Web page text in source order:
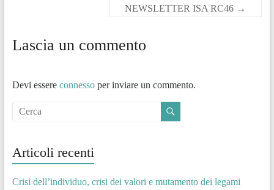
NEWSLETTER ISA RC46 →
Lascia un commento
Devi essere connessoper inviare un commento.
Articoli recenti
Crisi dell’individuo, crisi dei valori e mutamento dei legami